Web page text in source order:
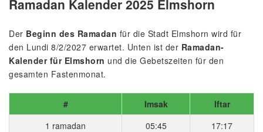
Ramadan Kalender 2025 Elmshorn
Der Beginn des Ramadan für die Stadt Elmshorn wird für
den Lundi 8/2/2027 erwartet. Unten ist der Ramadan-
Kalender für Elmshorn und die Gebetszeiten für den
gesamten Fastenmonat.
# Imsak
Iftar
1 ramadan
05:45
17:17